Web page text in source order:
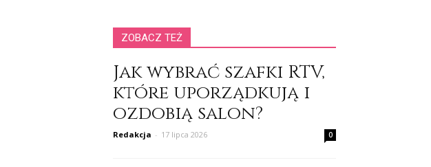
ZOBACZ TEŻ
Jak wybrać szafki RTV,
które uporządkują i
ozdobią salon?
Redakcja - 17 lipca 2026 0